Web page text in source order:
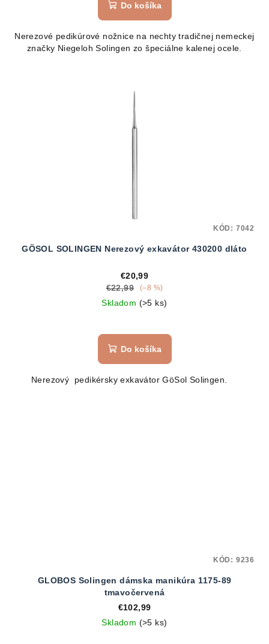
Do košíka
Nerezové pedikúrové nožnice na nechty tradičnej nemeckej
značky Niegeloh Solingen zo špeciálne kalenej ocele.
GÖSOL SOLINGEN Nerezový exkavátor 430200 dláto
€20,99
€22,99
(–8 %)
Skladom (>5 ks)
Do košíka
Nerezový pedikérsky exkavátor GöSol Solingen.
KÓD: 7042
GLOBOS Solingen dámska manikúra 1175-89
tmavočervená
€102,99
Skladom (>5 ks)
KÓD: 9236